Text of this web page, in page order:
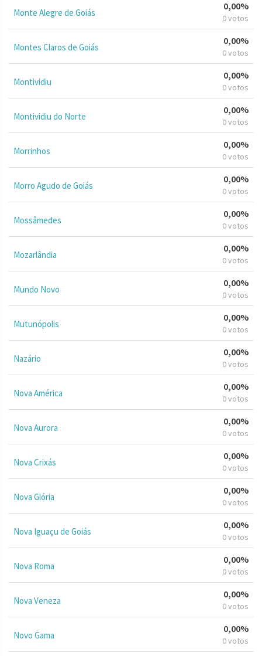
Monte Alegre de Goiás
0,00%
0 votos
Montes Claros de Goiás
0,00%
0 votos
Montividiu
0,00%
0 votos
Montividiu do Norte
0,00%
0 votos
Morrinhos
0,00%
0 votos
Morro Agudo de Goiás
0,00%
0 votos
Mossâmedes
0,00%
0 votos
Mozarlândia
0,00%
0 votos
Mundo Novo
0,00%
0 votos
Mutunópolis
0,00%
0 votos
Nazário
0,00%
0 votos
Nova América
0,00%
0 votos
Nova Aurora
0,00%
0 votos
Nova Crixás
0,00%
0 votos
Nova Glória
0,00%
0 votos
Nova Iguaçu de Goiás
0,00%
0 votos
Nova Roma
0,00%
0 votos
Nova Veneza
0,00%
0 votos
Novo Gama
0,00%
0 votos